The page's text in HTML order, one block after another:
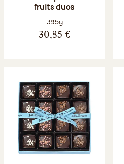
fruits duos
Poids net :
395g
30,85 €